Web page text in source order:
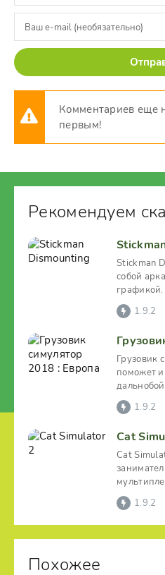
Комментариев еще
первым!
Рекомендуем
Stickman
собой
графикой.
ездить на
1.9.2
Грузовик
поможет
и
1.9.2
Cat
Cat
невероятно
1.9.2
Похожее